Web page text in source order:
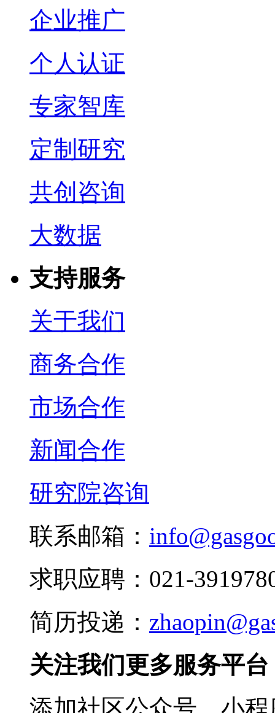
企业推广
个人认证
专家智库
定制研究
共创咨询
大数据
支持服务
关于我们
商务合作
市场合作
新闻合作
研究院咨询
联系邮箱：
求职应聘：021-
简历投递：
关注我们更多服务平台
添加社区公众号、小